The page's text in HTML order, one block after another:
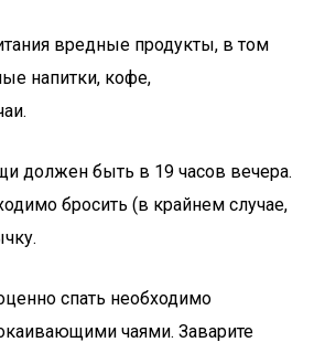
вредные продукты, в том
напитки, кофе,
должен быть в 19 часов вечера.
бросить (в крайнем случае,
спать необходимо
чаями. Заварите